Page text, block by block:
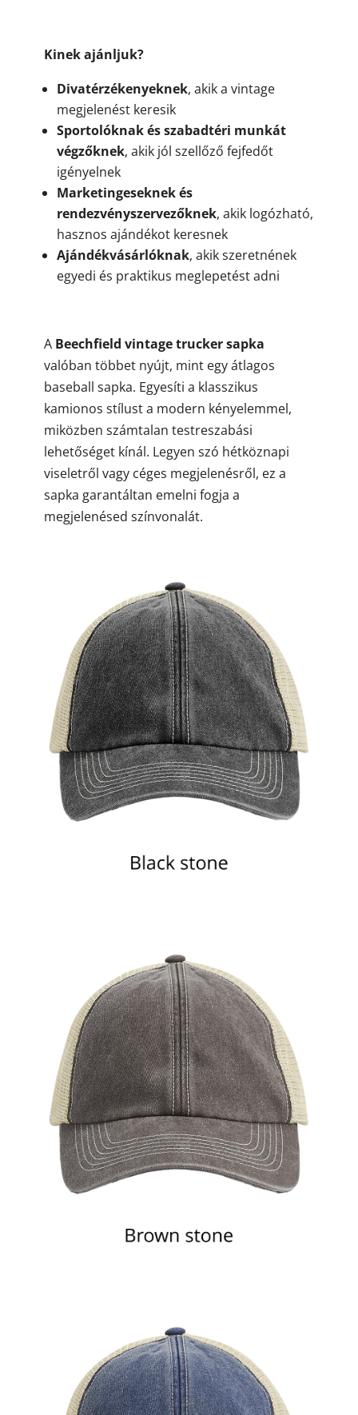
Kinek ajánljuk?
Divatérzékenyeknek, akik a vintage
megjelenést keresik
Sportolóknak és szabadtéri munkát
végzőknek, akik jól szellőző fejfedőt
igényelnek
Marketingeseknek és
rendezvényszervezőknek, akik logózható,
hasznos ajándékot keresnek
Ajándékvásárlóknak, akik szeretnének
egyedi és praktikus meglepetést adni
A Beechfield vintage trucker sapka
valóban többet nyújt, mint egy átlagos
baseball sapka. Egyesíti a klasszikus
kamionos stílust a modern kényelemmel,
miközben számtalan testreszabási
lehetőséget kínál. Legyen szó hétköznapi
viseletről vagy céges megjelenésről, ez a
sapka garantáltan emelni fogja a
megjelenésed színvonalát.